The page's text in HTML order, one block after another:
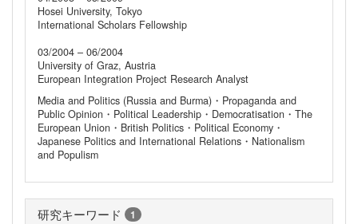
Hosei University, Tokyo
International Scholars Fellowship
03/2004 – 06/2004
University of Graz, Austria
European Integration Project Research Analyst
Media and Politics (Russia and Burma)・Propaganda and
Public Opinion・Political Leadership・Democratisation・The
European Union・British Politics・Political Economy・
Japanese Politics and International Relations・Nationalism
and Populism
研究キーワード 1